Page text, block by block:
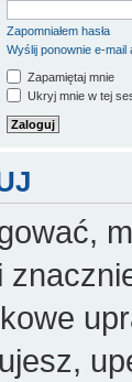
Zapomniałem hasła
Wyślij ponownie e-mail
Zapamiętaj mnie
Ukryj mnie w tej